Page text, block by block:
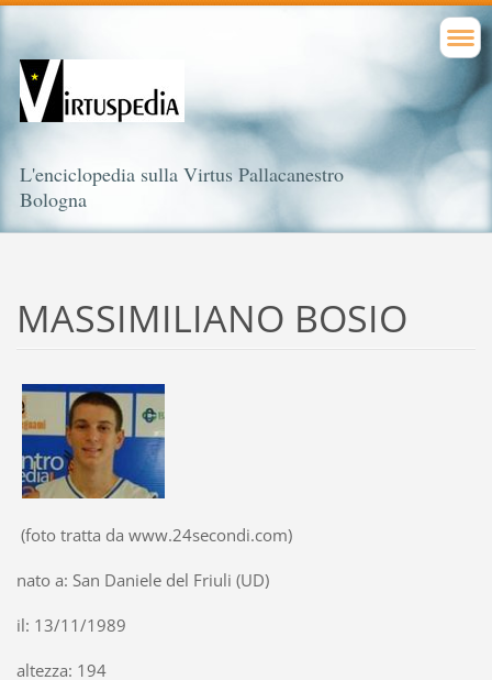
L'enciclopedia sulla Virtus Pallacanestro
Bologna
MASSIMILIANO BOSIO
(foto tratta da www.24secondi.com)
nato a: San Daniele del Friuli (UD)
il: 13/11/1989
altezza: 194